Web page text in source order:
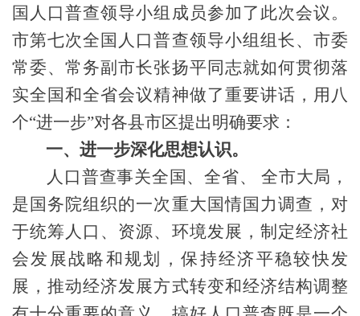
国人口普查领导小组成员参加了此次会议。
市第七次全国人口普查领导小组组长、市委
常委、常务副市长张扬平同志就如何贯彻落
实全国和全省会议精神做了重要讲话，用八
个“进一步”对各县市区提出明确要求：
一、进一步深化思想认识。
人口普查事关全国、全省、 全市大局，
是国务院组织的一次重大国情国力调查，对
于统筹人口、资源、环境发展，制定经济社
会发展战略和规划，保持经济平稳较快发
展，推动经济发展方式转变和经济结构调整